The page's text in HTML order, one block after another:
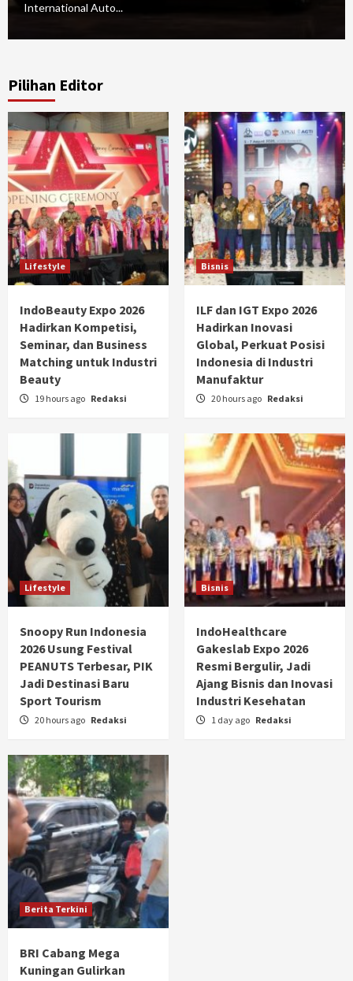
International Auto...
Pilihan Editor
Lifestyle
IndoBeauty Expo 2026
Hadirkan Kompetisi,
Seminar, dan Business
Matching untuk Industri
Beauty
19 hours ago Redaksi
Bisnis
ILF dan IGT Expo 2026
Hadirkan Inovasi
Global, Perkuat Posisi
Indonesia di Industri
Manufaktur
20 hours ago Redaksi
Lifestyle
Snoopy Run Indonesia
2026 Usung Festival
PEANUTS Terbesar, PIK
Jadi Destinasi Baru
Sport Tourism
20 hours ago Redaksi
Bisnis
IndoHealthcare
Gakeslab Expo 2026
Resmi Bergulir, Jadi
Ajang Bisnis dan Inovasi
Industri Kesehatan
1 day ago Redaksi
Berita Terkini
BRI Cabang Mega
Kuningan Gulirkan